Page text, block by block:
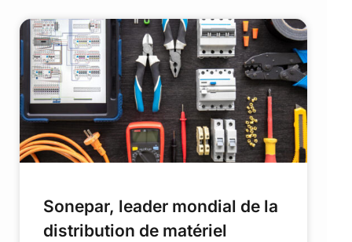
Sonepar, leader mondial de la
distribution de matériel